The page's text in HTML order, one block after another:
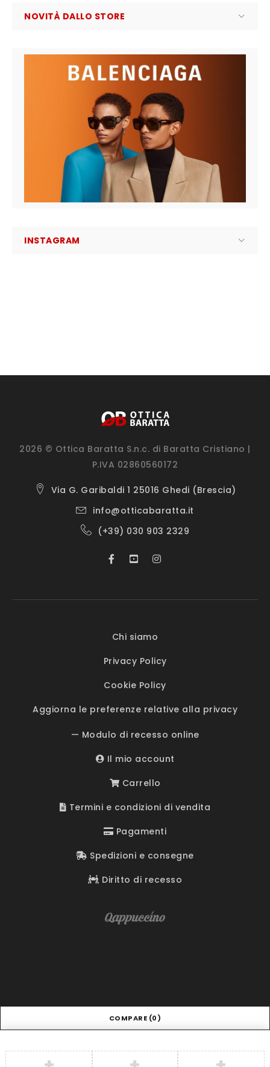
NOVITÀ DALLO STORE
INSTAGRAM
2026 © Ottica Baratta S.n.c. di Baratta Cristiano |
P.IVA 02860560172
Via G. Garibaldi 1 25016 Ghedi (Brescia)
info@otticabaratta.it
(+39) 030 903 2329
Chi siamo
Privacy Policy
Cookie Policy
Aggiorna le preferenze relative alla privacy
— Modulo di recesso online
Il mio account
Carrello
Termini e condizioni di vendita
Pagamenti
Spedizioni e consegne
Diritto di recesso
COMPARE (0)